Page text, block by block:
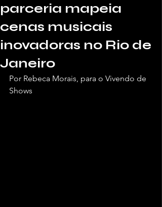
parceria mapeia
cenas musicais
inovadoras no Rio de
Janeiro
Por Rebeca Morais, para o Vivendo de
Shows